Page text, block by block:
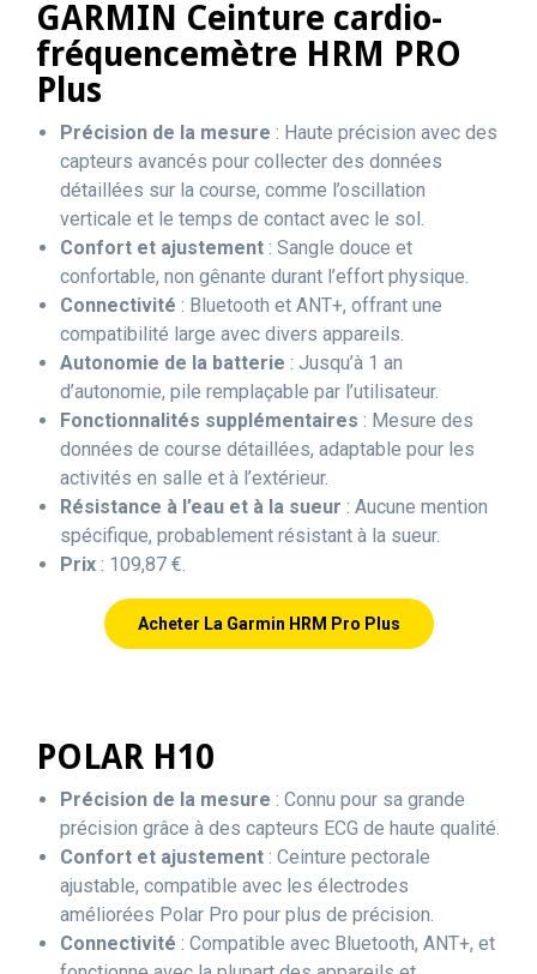
GARMIN Ceinture cardio-
fréquencemètre HRM PRO
Plus
Précision de la mesure : Haute précision avec des
capteurs avancés pour collecter des données
détaillées sur la course, comme l’oscillation
verticale et le temps de contact avec le sol.
Confort et ajustement : Sangle douce et
confortable, non gênante durant l’effort physique.
Connectivité : Bluetooth et ANT+, offrant une
compatibilité large avec divers appareils.
Autonomie de la batterie : Jusqu’à 1 an
d’autonomie, pile remplaçable par l’utilisateur.
Fonctionnalités supplémentaires : Mesure des
données de course détaillées, adaptable pour les
activités en salle et à l’extérieur.
Résistance à l’eau et à la sueur : Aucune mention
spécifique, probablement résistant à la sueur.
Prix : 109,87 €.
Acheter La Garmin HRM Pro Plus
POLAR H10
Précision de la mesure : Connu pour sa grande
précision grâce à des capteurs ECG de haute qualité.
Confort et ajustement : Ceinture pectorale
ajustable, compatible avec les électrodes
améliorées Polar Pro pour plus de précision.
Connectivité : Compatible avec Bluetooth, ANT+, et